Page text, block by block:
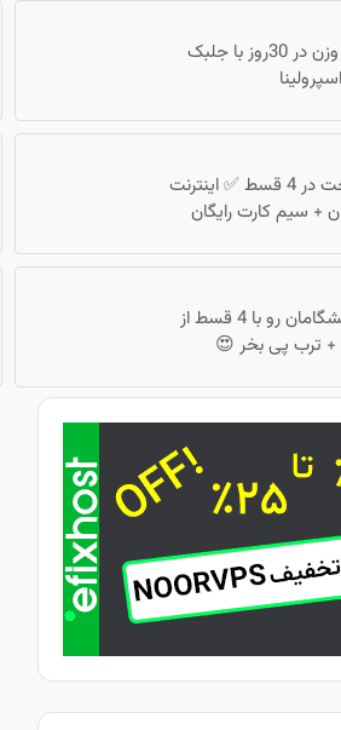
7کیلو کاهش وزن در 30روز با جلبک
اسپرولینا
بدون پیش پرداخت در 4 قسط ✅ اینترنت
اینترنت LTE پیشگامان رو با 4 قسط از
ترب پی بخر 😍